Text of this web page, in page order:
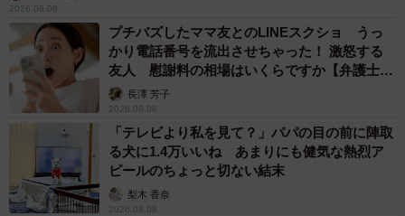
2026.08.08
プチバズしたママ友とのLINEスクショ うっ
かり電話番号を流出させちゃった！ 激怒する
友人 慰謝料の相場はいくらですか【弁護士が
解説】長澤 芳子
2026.08.08
「テレビより私を見て？」パパの目の前に陣取
る犬に1.4万いいね あまりにも健気な熱烈ア
ピールのちょっと切ない結末
梨木 香奈
2026.08.08